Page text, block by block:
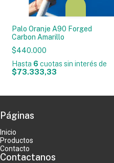
Palo Oranje A90 Forged
Carbon Amarillo
$440.000
Hasta 6 cuotas sin interés de
$73.333,33
Páginas
Inicio
Productos
Contacto
Contactanos